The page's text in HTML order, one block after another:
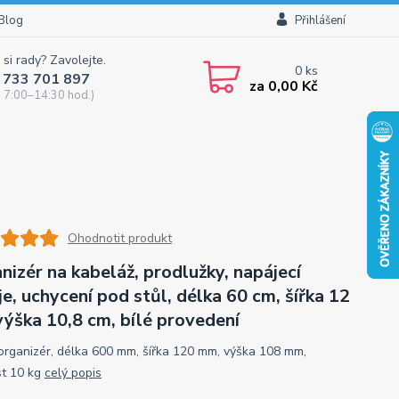
Přihlášení
rady? Zavolejte.
701 897
7:00–14:30 hod.)
0ks
za 0,00 Kč
Ohodnotit produkt
na kabeláž, prodlužky, napájecí
uchycení pod stůl, délka 60 cm, šířka 12
10,8 cm, bílé provedení
délka 600 mm, šířka 120 mm, výška 108 mm,
10 kg celý popis